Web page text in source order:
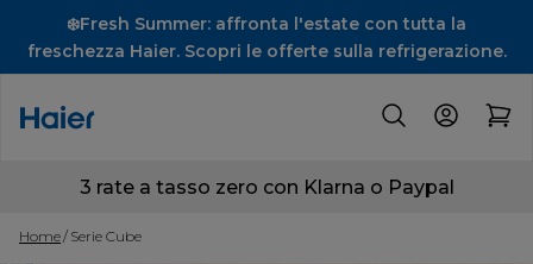
❄️Fresh Summer: affronta l'estate con tutta la
freschezza Haier. Scopri le offerte sulla refrigerazione.
3 rate a tasso zero con Klarna o Paypal
Home Serie Cube